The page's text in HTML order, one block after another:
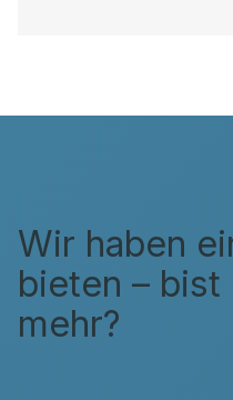
Wir haben
bieten –
mehr?